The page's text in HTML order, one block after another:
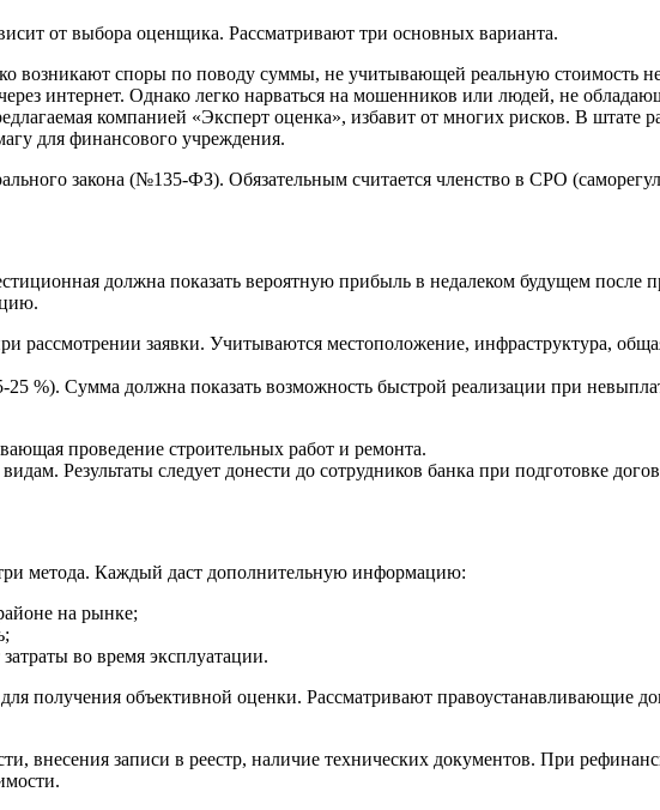
от выбора оценщика. Рассматривают три основных варианта.
возникают споры по поводу суммы, не учитывающей реальную стоимость
интернет. Однако легко нарваться на мошенников или людей, не
компанией «Эксперт оценка», избавит от многих рисков. В
для финансового учреждения.
закона (№135-ФЗ). Обязательным считается членство в СРО
должна показать вероятную прибыль в недалеком будущем после
рассмотрении заявки. Учитываются местоположение, инфраструктура,
%). Сумма должна показать возможность быстрой реализации при
проведение строительных работ и ремонта.
Результаты следует донести до сотрудников банка при подготовке
метода. Каждый даст дополнительную информацию:
на рынке;
во время эксплуатации.
получения объективной оценки. Рассматривают правоустанавливающие
внесения записи в реестр, наличие технических документов. При